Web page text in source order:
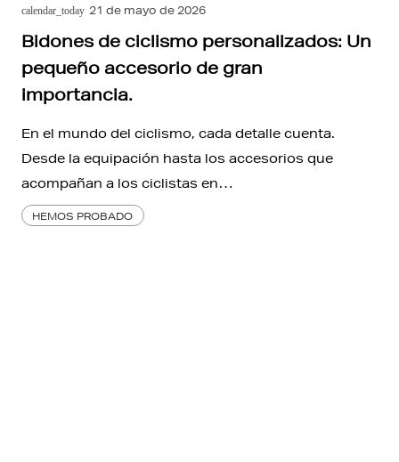
calendar_today 21 de mayo de 2026
Bidones de ciclismo personalizados: Un
pequeño accesorio de gran
importancia.
En el mundo del ciclismo, cada detalle cuenta.
Desde la equipación hasta los accesorios que
acompañan a los ciclistas en…
HEMOS PROBADO